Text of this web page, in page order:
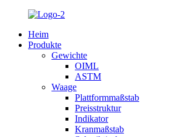
Heim
Produkte
Gewichte
OIML
ASTM
Waage
Plattformmaßstab
Preisstruktur
Indikator
Kranmaßstab